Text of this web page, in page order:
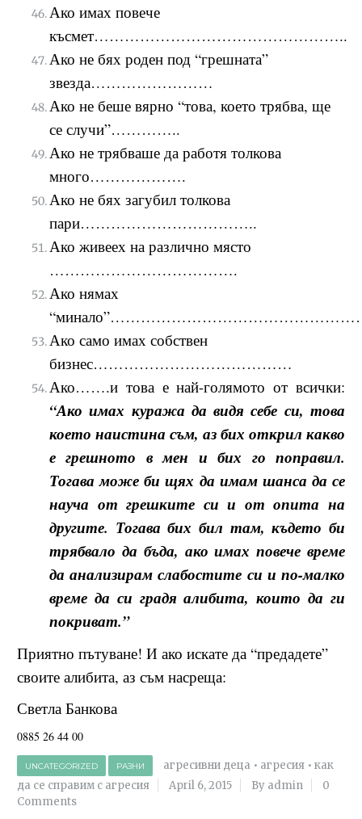
Ако имах повече
късмет…………………………………………..
Ако не бях роден под “грешната”
звезда……………………
Ако не беше вярно “това, което трябва, ще
се случи”…………..
Ако не трябваше да работя толкова
много……………….
Ако не бях загубил толкова
пари……………………………..
Ако живеех на различно място
……………………………….
Ако нямах
Ако само имах собствен
бизнес…………………………………
Ако…….и това е най-голямото от всички:
“Ако имах куража да видя себе си, това
което наистина съм, аз бих открил какво
е грешното в мен и бих го поправил.
Тогава може би щях да имам шанса да се
науча от грешките си и от опита на
другите. Тогава бих бил там, където би
трябвало да бъда, ако имах повече време
да анализирам слабостите си и по-малко
време да си градя алибита, които да ги
покриват.”
Приятно пътуване! И ако искате да “предадете”
своите алибита, аз съм насреща:
Светла Банкова
0885 26 44 00
UNCATEGORIZED РАЗНИ агресивни деца • агресия • как
да се справим с агресия
April 6, 2015 By admin
0
Comments